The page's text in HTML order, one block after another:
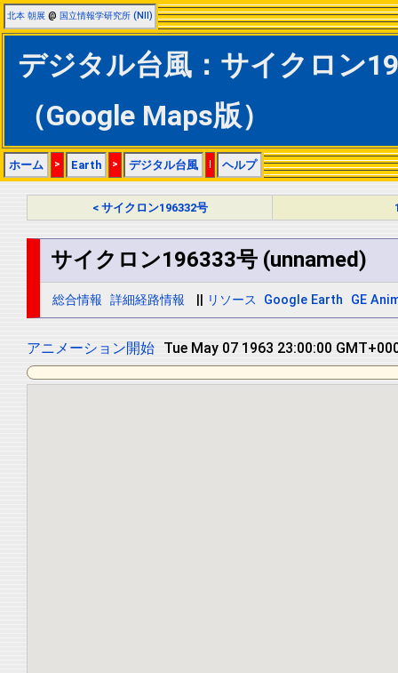
北本 朝展 @ 国立情報学研究所 (NII)
デジタル台風：サイクロン
（Google Maps版）
ホーム > Earth > デジタル台風 | ヘルプ
< サイクロン196332号
サイクロン196333号 (unnamed)
総合情報 詳細経路情報 リソース Google Earth GE
アニメーション開始 Tue May 07 1963 23:00:00